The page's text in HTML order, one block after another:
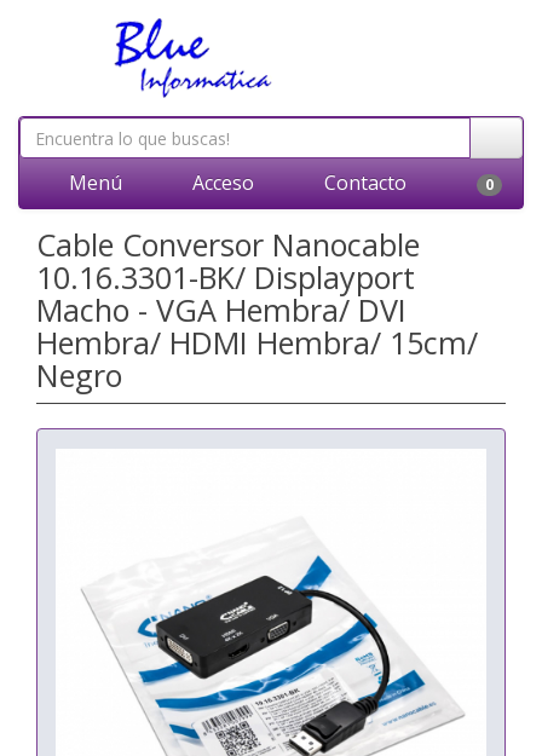
Menú Acceso Contacto 0
Cable Conversor Nanocable
10.16.3301-BK/ Displayport
Macho - VGA Hembra/ DVI
Hembra/ HDMI Hembra/ 15cm/
Negro